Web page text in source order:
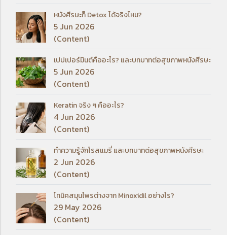
หนังศีรษะก็ Detox ได้จริงไหม?
5 Jun 2026
(Content)
เปปเปอร์มินต์คืออะไร? และบทบาทต่อสุขภาพหนังศีรษะ
5 Jun 2026
(Content)
Keratin จริง ๆ คืออะไร?
4 Jun 2026
(Content)
ทำความรู้จักโรสแมรี่ และบทบาทต่อสุขภาพหนังศีรษะ
2 Jun 2026
(Content)
โทนิคสมุนไพรต่างจาก Minoxidil อย่างไร?
29 May 2026
(Content)